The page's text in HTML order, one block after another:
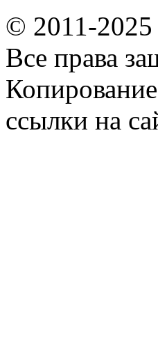
© 2011-
Все права
ссылки на